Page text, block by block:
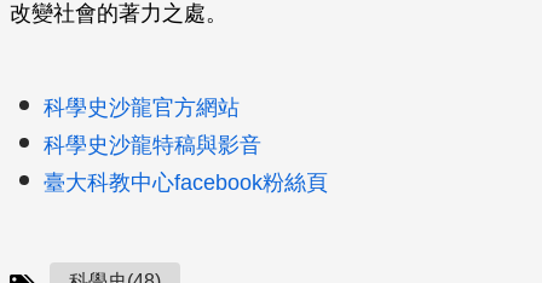
改變社會的著力之處。
科學史沙龍官方網站
科學史沙龍特稿與影音
臺大科教中心facebook粉絲頁